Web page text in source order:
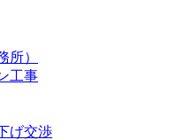
所）
工事
げ交渉